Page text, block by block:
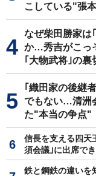
こしている"張
なぜ柴田勝家は
か…秀吉がこっ
｢大物武将｣の裏
｢織田家の後継
でもない…清洲
た"本当の争点"
信長を支える四天
須会議｣に出席で
鉄と鋼鉄の違いを